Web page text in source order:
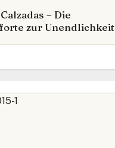
– Die
zur Unendlichkeit